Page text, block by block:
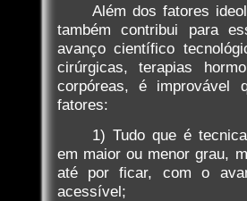
Além dos fatores
também contribui para
avanço científico
cirúrgicas, terapias
corpóreas, é improvável
fatores:
1) Tudo que é
em maior ou menor grau,
até por ficar, com o
acessível;